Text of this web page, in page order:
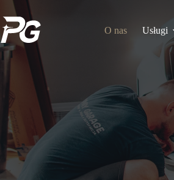
Przejdź
do
treści
O nas Usługi